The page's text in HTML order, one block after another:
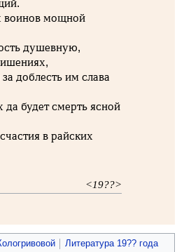
воинов мощной
душевную,
доблесть им слава
будет смерть ясной
в райских
<19??>
Литература 19?? года